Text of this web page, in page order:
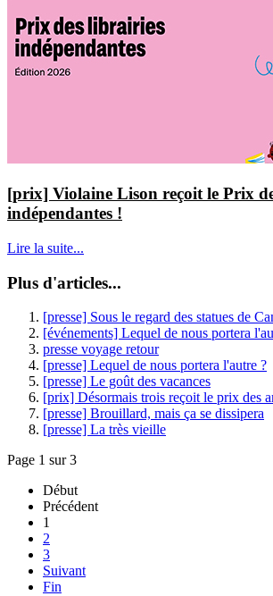
[prix] Violaine Lison reçoit le Prix
indépendantes !
Lire la suite...
Plus d'articles...
[presse] Sous le regard des statues de
[événements] Lequel de nous portera
presse voyage retour
[presse] Lequel de nous portera l'autre ?
[presse] Le goût des vacances
[prix] Désormais trois reçoit le prix des
[presse] Brouillard, mais ça se dissipera
[presse] La très vieille
Page 1 sur 3
Début
Précédent
1
2
3
Suivant
Fin